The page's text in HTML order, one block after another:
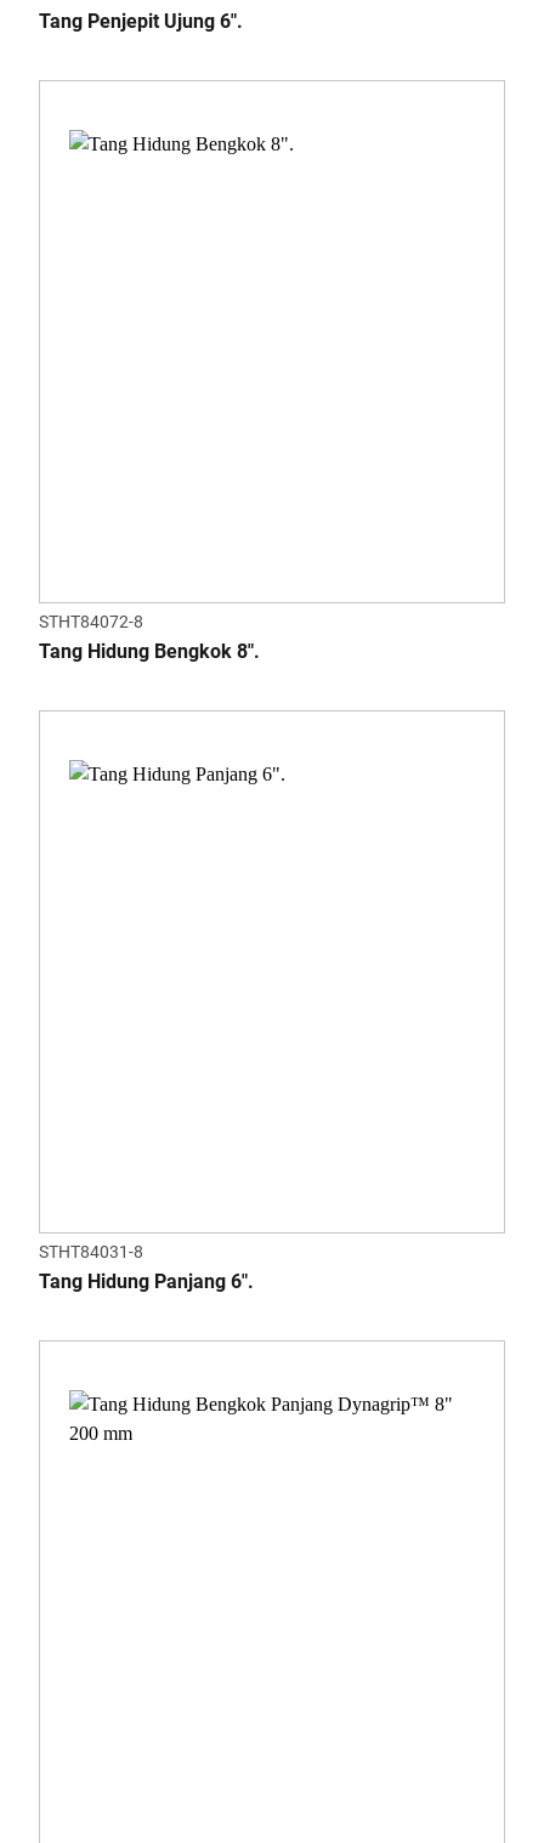
Tang Penjepit Ujung 6".
STHT84072-8
Tang Hidung Bengkok 8".
STHT84031-8
Tang Hidung Panjang 6".